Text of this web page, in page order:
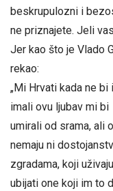
beskrupulozni i
ne priznajete. Jeli
Jer kao što je Vlado
rekao:
„Mi Hrvati kada ne
imali ovu ljubav mi bi
umirali od srama, ali
nemaju ni
zgradama, koji
ubijati one koji im to